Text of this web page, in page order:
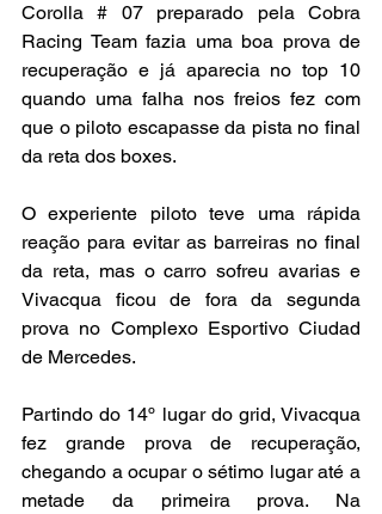
Corolla # 07 preparado pela Cobra
Racing Team fazia uma boa prova de
recuperação e já aparecia no top 10
quando uma falha nos freios fez com
que o piloto escapasse da pista no final
da reta dos boxes.
O experiente piloto teve uma rápida
reação para evitar as barreiras no final
da reta, mas o carro sofreu avarias e
Vivacqua ficou de fora da segunda
prova no Complexo Esportivo Ciudad
de Mercedes.
Partindo do 14º lugar do grid, Vivacqua
fez grande prova de recuperação,
chegando a ocupar o sétimo lugar até a
metade da primeira prova. Na